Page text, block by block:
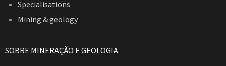
Specialisations
Mining & geology
SOBRE MINERAÇÃO E GEOLOGIA